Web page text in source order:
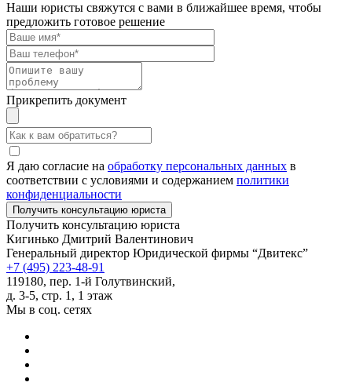
Наши юристы свяжутся с вами в ближайшее время, чтобы
предложить готовое решение
Прикрепить документ
Я даю согласие на обработку персональных данных в
соответствии с условиями и содержанием политики
конфиденциальности
Получить консультацию юриста
Кигинько Дмитрий Валентинович
Генеральный директор Юридической фирмы “Двитекс”
+7 (495) 223-48-91
119180, пер. 1-й Голутвинский,
д. 3-5, стр. 1, 1 этаж
Мы в соц. сетях